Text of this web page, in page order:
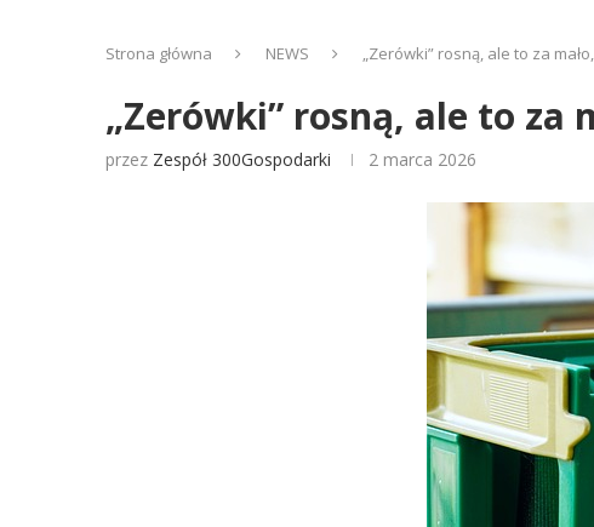
Strona główna NEWS „Zerówki” rosną, ale to za
„Zerówki” rosną, ale to za
przez Zespół 300Gospodarki 2 marca 2026